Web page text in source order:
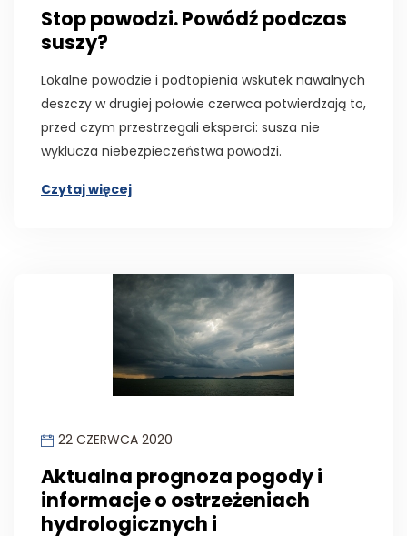
Stop powodzi. Powódź podczas
suszy?
Lokalne powodzie i podtopienia wskutek nawalnych
deszczy w drugiej połowie czerwca potwierdzają to,
przed czym przestrzegali eksperci: susza nie
wyklucza niebezpieczeństwa powodzi.
Czytaj więcej
22 CZERWCA 2020
Aktualna prognoza pogody i
informacje o ostrzeżeniach
hydrologicznych i